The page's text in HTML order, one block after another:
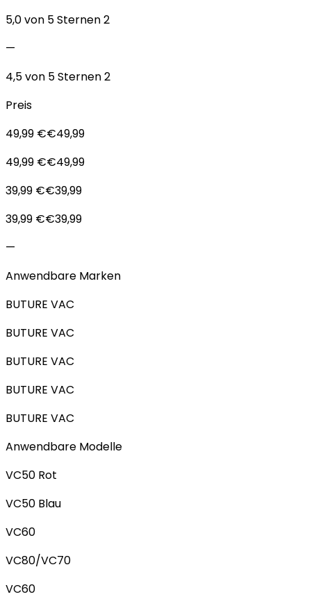
5,0 von 5 Sternen 2
—
4,5 von 5 Sternen 2
Preis
49,99 €€49,99
49,99 €€49,99
39,99 €€39,99
39,99 €€39,99
—
Anwendbare Marken
BUTURE VAC
BUTURE VAC
BUTURE VAC
BUTURE VAC
BUTURE VAC
Anwendbare Modelle
VC50 Rot
VC50 Blau
VC60
VC80/VC70
VC60